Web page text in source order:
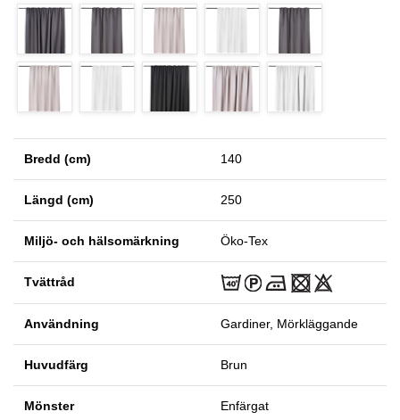
Bredd (cm) 140
Längd (cm) 250
Miljö- och hälsomärkning Öko-Tex
Tvättråd
Användning Gardiner, Mörkläggande
Huvudfärg Brun
Mönster Enfärgat